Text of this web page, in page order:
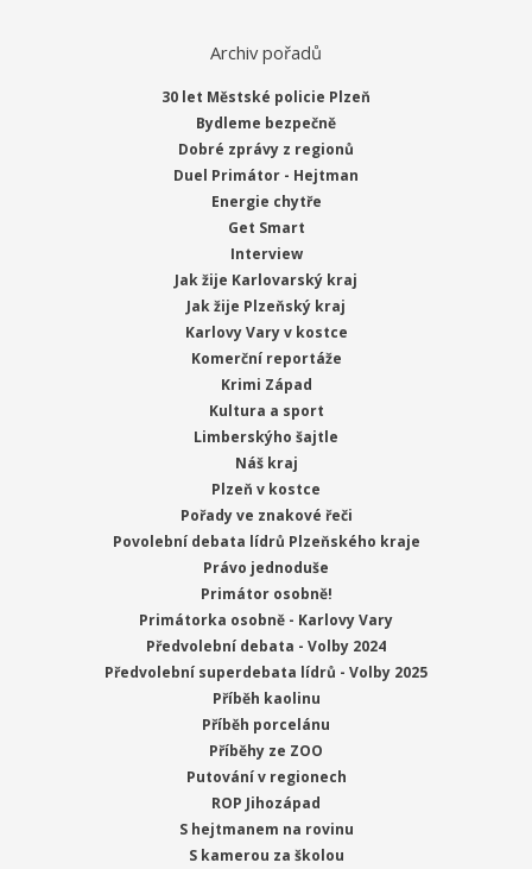
Archiv pořadů
30 let Městské policie Plzeň
Bydleme bezpečně
Dobré zprávy z regionů
Duel Primátor - Hejtman
Energie chytře
Get Smart
Interview
Jak žije Karlovarský kraj
Jak žije Plzeňský kraj
Karlovy Vary v kostce
Komerční reportáže
Krimi Západ
Kultura a sport
Limberskýho šajtle
Náš kraj
Plzeň v kostce
Pořady ve znakové řeči
Povolební debata lídrů Plzeňského kraje
Právo jednoduše
Primátor osobně!
Primátorka osobně - Karlovy Vary
Předvolební debata - Volby 2024
Předvolební superdebata lídrů - Volby 2025
Příběh kaolinu
Příběh porcelánu
Příběhy ze ZOO
Putování v regionech
ROP Jihozápad
S hejtmanem na rovinu
S kamerou za školou